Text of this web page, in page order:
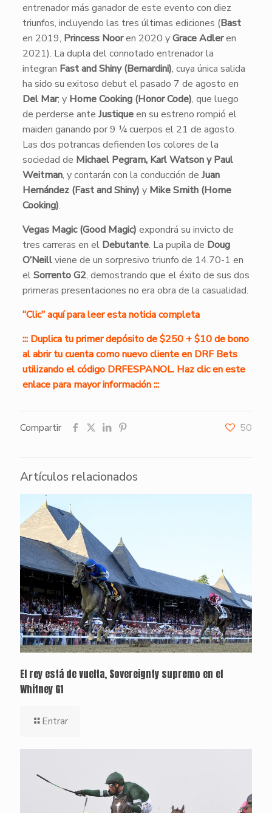
entrenador más ganador de este evento con diez
triunfos, incluyendo las tres últimas ediciones (Bast
en 2019, Princess Nooren 2020 yGrace Adleren
2021). La dupla del connotado entrenador la
integran Fast and Shiny (Bernardini), cuya única salida
ha sido su exitoso debut el pasado 7 de agosto en
Del Mar; y Home Cooking (Honor Code), que luego
de perderse ante Justiqueen su estreno rompió el
maiden ganando por 9 ¼ cuerpos el 21 de agosto.
Las dos potrancas defienden los colores de la
sociedad de Michael Pegram, Karl Watson y Paul
Weitman, y contarán con la conducción de Juan
Hernández (Fast and Shiny) yMike Smith (Home
Cooking).
Vegas Magic (Good Magic) expondrá su invicto de
tres carreras en el Debutante. La pupila de Doug
O’Neillviene de un sorpresivo triunfo de 14.70-1 en
elSorrento G2, demostrando que el éxito de sus dos
primeras presentaciones no era obra de la casualidad.
“Clic” aquí para leer esta noticia completa
::: Duplica tu primer depósito de $250 + $10 de bono
al abrir tu cuenta como nuevo cliente en DRF Bets
utilizando el código DRFESPANOL. Haz clic en este
enlace para mayor información :::
Compartir 50
Artículos relacionados
El rey está de vuelta, Sovereignty supremo en el
Whitney G1
Entrar